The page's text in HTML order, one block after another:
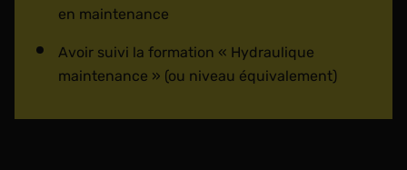
en maintenance
Avoir suivi la formation « Hydraulique
maintenance » (ou niveau équivalement)